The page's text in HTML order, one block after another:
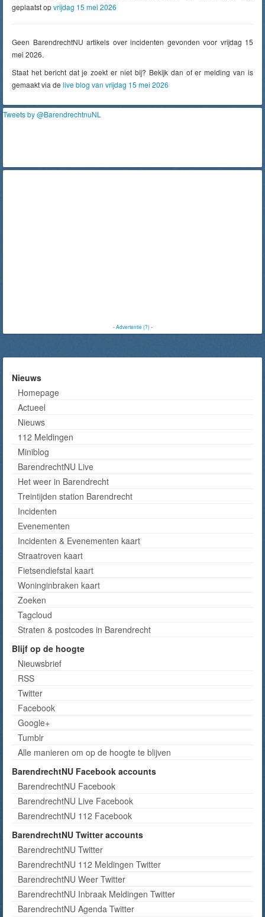
geplaatst opvrijdag 15 mei 2026
Geen BarendrechtNU artikels over incidenten gevonden voor vrijdag 15
mei 2026.
Staat het bericht dat je zoekt er niet bij? Bekijk dan of er melding van is
gemaakt via de live blog van vrijdag 15 mei 2026
Tweets by @BarendrechtnuNL
-Advertentie (?)-
Nieuws
Homepage
Actueel
Nieuws
112 Meldingen
Miniblog
BarendrechtNU Live
Het weer in Barendrecht
Treintijden station Barendrecht
Incidenten
Evenementen
Incidenten & Evenementen kaart
Straatroven kaart
Fietsendiefstal kaart
Woninginbraken kaart
Zoeken
Tagcloud
Straten & postcodes in Barendrecht
Blijf op de hoogte
Nieuwsbrief
RSS
Twitter
Facebook
Google+
Tumblr
Alle manieren om op de hoogte te blijven
BarendrechtNU Facebook accounts
BarendrechtNU Facebook
BarendrechtNU Live Facebook
BarendrechtNU 112 Facebook
BarendrechtNU Twitter accounts
BarendrechtNU Twitter
BarendrechtNU 112 Meldingen Twitter
BarendrechtNU Weer Twitter
BarendrechtNU Inbraak Meldingen Twitter
BarendrechtNU Agenda Twitter